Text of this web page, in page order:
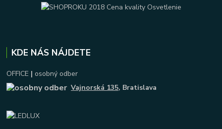
KDE NÁS NÁJDETE
OFFICE | osobný odber
Vajnorská 135, Bratislava